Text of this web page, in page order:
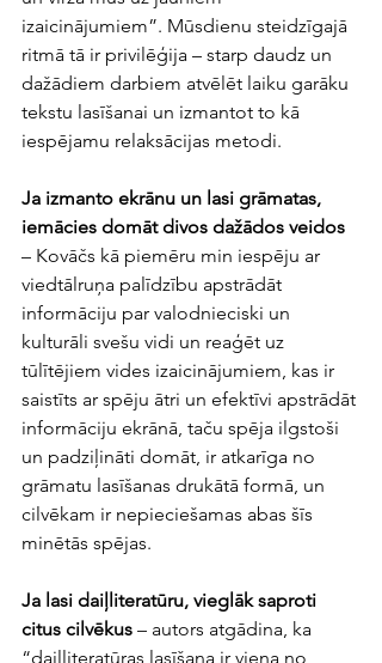
izaicinājumiem”. Mūsdienu steidzīgajā
ritmā tā ir privilēģija – starp daudz un
dažādiem darbiem atvēlēt laiku garāku
tekstu lasīšanai un izmantot to kā
iespējamu relaksācijas metodi.
Ja izmanto ekrānu un lasi grāmatas,
iemācies domāt divos dažādos veidos
– Kovāčs kā piemēru min iespēju ar
viedtālruņa palīdzību apstrādāt
informāciju par valodnieciski un
kulturāli svešu vidi un reaģēt uz
tūlītējiem vides izaicinājumiem, kas ir
saistīts ar spēju ātri un efektīvi apstrādāt
informāciju ekrānā, taču spēja ilgstoši
un padziļināti domāt, ir atkarīga no
grāmatu lasīšanas drukātā formā, un
cilvēkam ir nepieciešamas abas šīs
minētās spējas.
Ja lasi daiļliteratūru, vieglāk saproti
citus cilvēkus – autors atgādina, ka
“daiļliteratūras lasīšana ir viena no